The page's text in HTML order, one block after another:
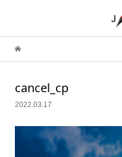
cancel_cp
2022.03.17